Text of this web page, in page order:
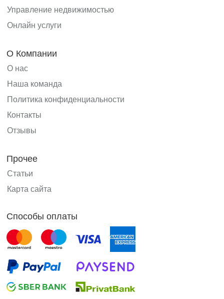
Управление недвижимостью
Онлайн услуги
О Компании
О нас
Наша команда
Политика конфиденциальности
Контакты
Отзывы
Прочее
Статьи
Карта сайта
Способы оплаты